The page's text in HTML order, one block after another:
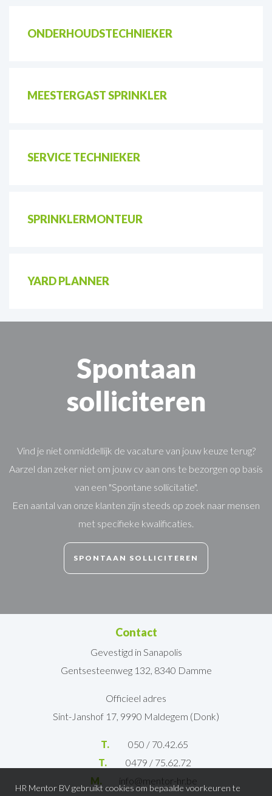
ONDERHOUDSTECHNIEKER
MEESTERGAST SPRINKLER
SERVICE TECHNIEKER
SPRINKLERMONTEUR
YARD PLANNER
Spontaan
solliciteren
Vind je niet onmiddellijk de vacature van jouw keuze terug?
Aarzel dan zeker niet om jouw cv aan ons te bezorgen op basis
van een "Spontane sollicitatie".
Een aantal van onze klanten zijn steeds op zoek naar mensen
met specifieke kwalificaties.
SPONTAAN SOLLICITEREN
Contact
Gevestigd in Sanapolis
Gentsesteenweg 132, 8340 Damme
Officieel adres
Sint-Janshof 17, 9990 Maldegem (Donk)
T.
050 / 70.42.65
T.
0479 / 75.62.72
M.
info@mentor-hr.be
HR Mentor BV gebruikt cookies om bepaalde voorkeuren te